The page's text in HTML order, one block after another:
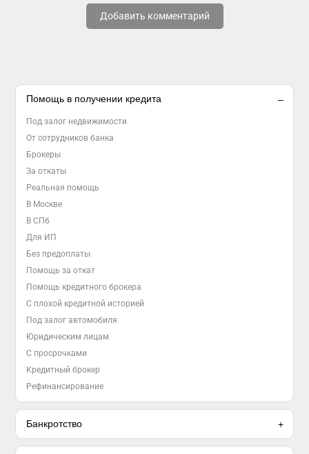
Добавить комментарий
Помощь в получении кредита
Под залог недвижимости
От сотрудников банка
Брокеры
За откаты
Реальная помощь
В Москве
В СПб
Для ИП
Без предоплаты
Помощь за откат
Помощь кредитного брокера
С плохой кредитной историей
Под залог автомобиля
Юридическим лицам
С просрочками
Кредитный брокер
Рефинансирование
Банкротство